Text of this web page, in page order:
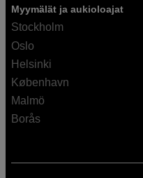
Myymälät ja aukioloajat
Stockholm
Oslo
Helsinki
København
Malmö
Borås